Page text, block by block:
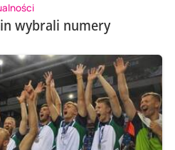
wybrali numery